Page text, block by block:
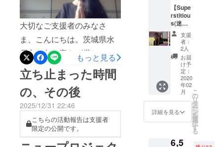
をしてみたりしています。
さて今日は、私のひとつの
大切な決心を、皆様にお伝
えしたく筆を取りました。
皆様は覚えていらっしゃる
でしょうか。昨年春に中止
した、ヤク×オーガニック
コットンのストールのプロ
ジェクト。早い段階から多
くの方にご支援をいただ
大切なご支援者のみなさ
ま、こんにちは。茨城県水
戸市。冬の寒さが厳しいこ
の土地にいながら、私はい
ま、忙しかった年末年始を
越えて迎えた、4日間のご褒
美のようなお正月休暇を過
ごしています。お手伝いを
しているゲストハウスの施
もっと見る
立ち止まった時間
の、その後
2025/12/31 22:46
こちらの活動報告は支援者
限定の公開です。
で提供中。
【Supe
rstitiou
s(迷信
深い
人）タ
イ古式
マッ
サー
ジ】
60分
+ヘッド
ヒーリ
ング
5500円
宇宙や
大地と
りなが
支援
者：
2人
お届
け予
定：
2020
年02
月
詳細を見る
こ
の
リ
タ
ー
ン
を
選
択
す
る
6,5